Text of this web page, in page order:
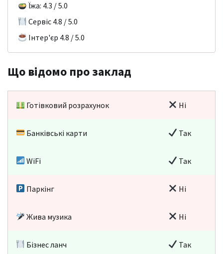
Їжа: 4.3 / 5.0
Сервіс 4.8 / 5.0
Інтер'єр 4.8 / 5.0
Що відомо про заклад
Готівковий розрахунок Ні
Банківські карти Так
WiFi Так
Паркінг Ні
Жива музика Ні
Бізнес ланч Так